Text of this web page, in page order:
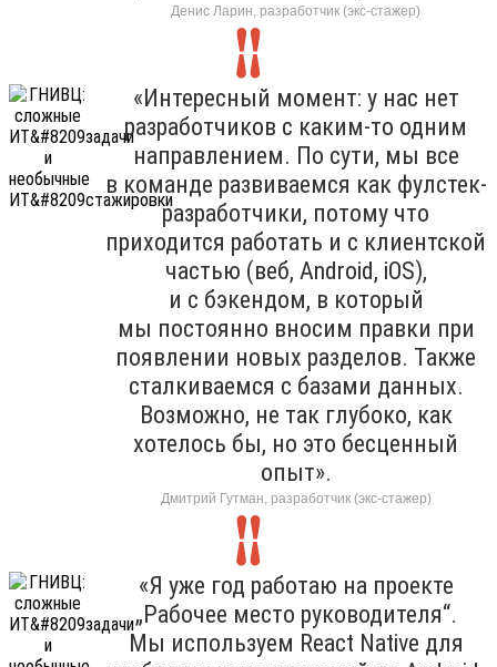
Денис Ларин, разработчик (экс-стажер)
«Интересный момент: у нас нет
разработчиков с каким-то одним
направлением. По сути, мы все
в команде развиваемся как фулстек-
разработчики, потому что
приходится работать и с клиентской
частью (веб, Android, iOS),
и с бэкендом, в который
мы постоянно вносим правки при
появлении новых разделов. Также
сталкиваемся с базами данных.
Возможно, не так глубоко, как
хотелось бы, но это бесценный
опыт».
Дмитрий Гутман, разработчик (экс-стажер)
«Я уже год работаю на проекте
„Рабочее место руководителя“.
Мы используем React Native для